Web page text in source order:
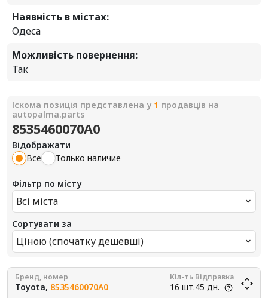
Наявність в містах:
Одеса
Можливість повернення:
Так
Іскома позиція представлена у 1 продавців на
autopalma.parts
8535460070A0
Відображати
Все
Только наличие
Фільтр по місту
Всі міста
Сортувати за
Ціною (спочатку дешевші)
Бренд, номер
Toyota, 8535460070A0
Кіл-ть
16 шт.
Відправка
45 дн.